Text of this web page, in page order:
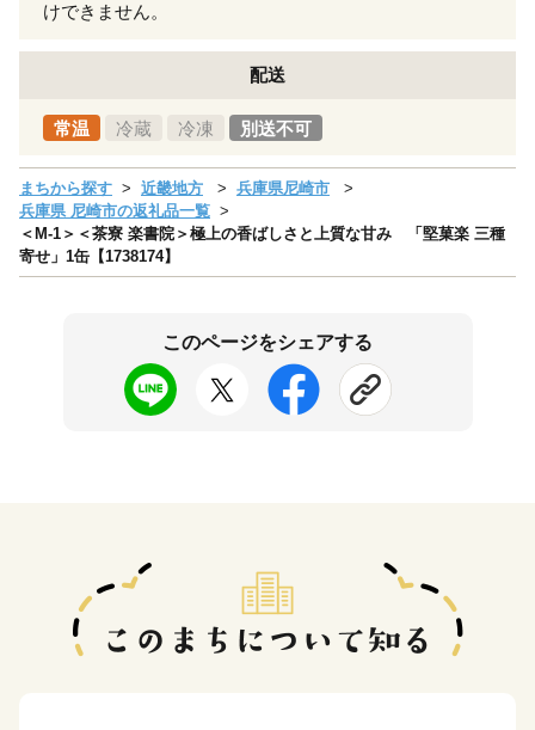
けできません。
配送
常温 冷蔵 冷凍 別送不可
まちから探す 近畿地方
兵庫県尼崎市
兵庫県 尼崎市の返礼品一覧
＜M-1＞＜茶寮 楽書院＞極上の香ばしさと上質な甘み 「堅菓楽 三種
寄せ」1缶【1738174】
このページをシェアする